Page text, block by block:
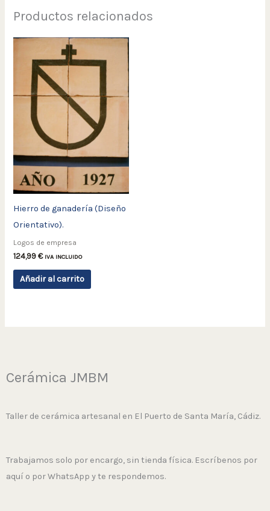
Productos relacionados
Hierro de ganadería (Diseño
Orientativo).
Logos de empresa
124,99€ IVA INCLUIDO
Añadir al carrito
Cerámica JMBM
Taller de cerámica artesanal en El Puerto de Santa María, Cádiz.
Trabajamos solo por encargo, sin tienda física. Escríbenos por
aquí o por WhatsApp y te respondemos.